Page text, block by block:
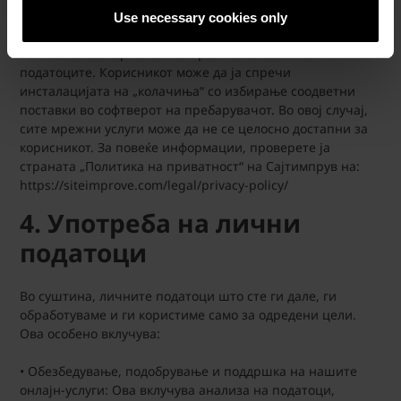
Use necessary cookies only
добиените податоци на трети страни. Сајтимпрув ги
согласност со германските правила за заштита на
податоците. Корисникот може да ја спречи
инсталацијата на „колачиња“ со избирање соодветни
поставки во софтверот на пребарувачот. Во овој случај,
сите мрежни услуги може да не се целосно достапни за
корисникот. За повеќе информации, проверете ја
страната „Политика на приватност“ на Сајтимпрув на:
https://siteimprove.com/legal/privacy-policy/
4. Употреба на лични
податоци
Во суштина, личните податоци што сте ги дале, ги
обработуваме и ги користиме само за одредени цели.
Ова особено вклучува:
• Обезбедување, подобрување и поддршка на нашите
онлајн-услуги: Ова вклучува анализа на податоци,